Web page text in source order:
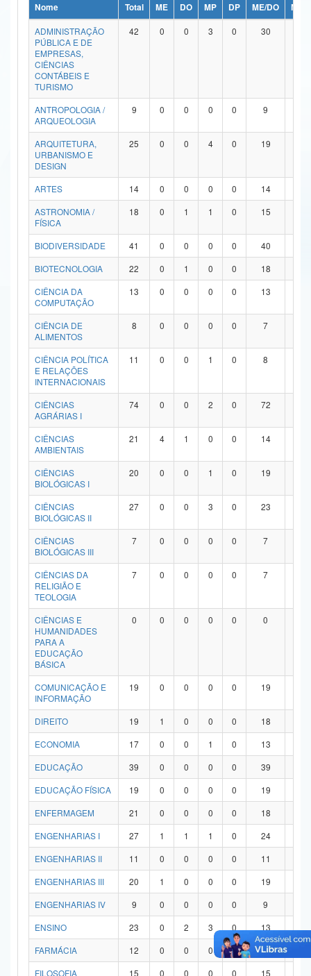
Ministério da Ciência, Tecnologia, Inovações e Comunicações
Ministério do Meio Ambiente
Ministério do Turismo
Ministério do Desenvolvimento Regional
Controladoria-Geral da União
Ministério da Mulher, da Família e dos Direitos Humanos
Secretaria de Governo
Advocacia-Geral da União
Banco Central do Brasil
Nome Total ME DO MP DP ME/DO
MP/
ADMINISTRAÇÃO
PÚBLICA E DE
EMPRESAS,
CIÊNCIAS
CONTÁBEIS E
TURISMO
42 0 0 3 0 30
ANTROPOLOGIA /
ARQUEOLOGIA
9 0 0 0 0 9
ARQUITETURA,
URBANISMO E
DESIGN
25 0 0 4 0 19
ARTES 14 0 0 0 0 14
ASTRONOMIA /
FÍSICA
18 0 1 1 0 15
BIODIVERSIDADE 41 0 0 0 0 40
BIOTECNOLOGIA
22 0 1 0 0 18
CIÊNCIA DA
COMPUTAÇÃO
13 0 0 0 0 13
CIÊNCIA DE
ALIMENTOS
8 0 0 0 0 7
CIÊNCIA POLÍTICA
E RELAÇÕES
INTERNACIONAIS
11 0 0 1 0 8
CIÊNCIAS
AGRÁRIAS I
74 0 0 2 0 72
CIÊNCIAS
AMBIENTAIS
21 4 1 0 0 14
CIÊNCIAS
BIOLÓGICAS I
20 0 0 1 0 19
CIÊNCIAS
BIOLÓGICAS II
27 0 0 3 0 23
CIÊNCIAS
BIOLÓGICAS III
7 0 0 0 0 7
CIÊNCIAS DA
RELIGIÃO E
TEOLOGIA
7 0 0 0 0 7
CIÊNCIAS E
HUMANIDADES
PARA A
EDUCAÇÃO
BÁSICA
0 0 0 0 0 0
COMUNICAÇÃO E
INFORMAÇÃO
19 0 0 0 0 19
DIREITO 19 1 0 0 0 18
ECONOMIA
17 0 0 1 0 13
EDUCAÇÃO
39 0 0 0 0 39
EDUCAÇÃO FÍSICA
19 0 0 0 0 19
ENFERMAGEM
21 0 0 0 0 18
ENGENHARIAS I
27 1 1 1 0 24
ENGENHARIAS II
11 0 0 0 0 11
ENGENHARIAS III
20 1 0 0 0 19
ENGENHARIAS IV
9 0 0 0 0 9
ENSINO
23 0 2 3 0 13
FARMÁCIA
12 0 0 0 0 12
FILOSOFIA
15 0 0 0 0 15